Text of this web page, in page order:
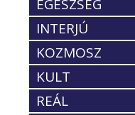
EGÉSZSÉG
INTERJÚ
KOZMOSZ
KULT
REÁL